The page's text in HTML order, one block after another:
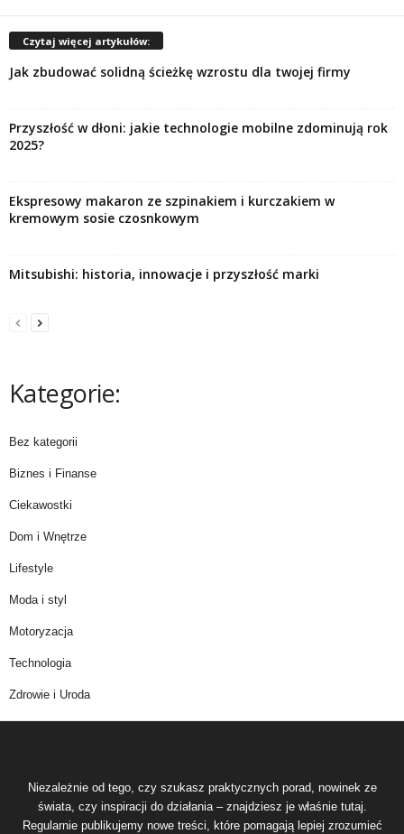
Czytaj więcej artykułów:
Jak zbudować solidną ścieżkę wzrostu dla twojej firmy
Przyszłość w dłoni: jakie technologie mobilne zdominują rok
2025?
Ekspresowy makaron ze szpinakiem i kurczakiem w
kremowym sosie czosnkowym
Mitsubishi: historia, innowacje i przyszłość marki
Kategorie:
Bez kategorii
Biznes i Finanse
Ciekawostki
Dom i Wnętrze
Lifestyle
Moda i styl
Motoryzacja
Technologia
Zdrowie i Uroda
Niezależnie od tego, czy szukasz praktycznych porad, nowinek ze
świata, czy inspiracji do działania – znajdziesz je właśnie tutaj.
Regularnie publikujemy nowe treści, które pomagają lepiej zrozumieć